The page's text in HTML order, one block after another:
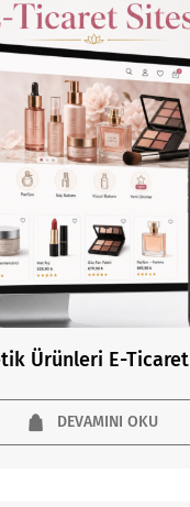
Ürünleri E-
DEVAMINI OKU